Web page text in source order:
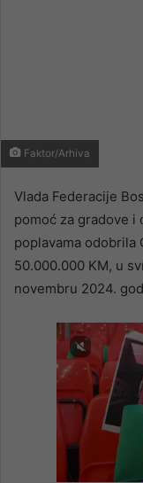
Faktor/Arhiva
Vlada Federacije
pomoć za gradove i
poplavama odobrila
50.000.000 KM, u
novembru 2024.